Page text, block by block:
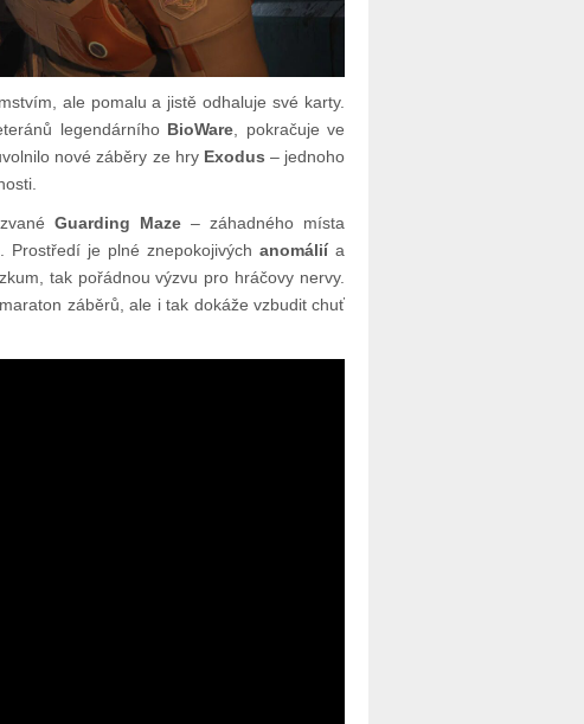
ale pomalu a jistě odhaluje své karty.
legendárního BioWare, pokračuje ve
nové záběry ze hry Exodus – jednoho
Guarding Maze – záhadného místa
Prostředí je plné znepokojivýchanomáliía
tak pořádnou výzvu pro hráčovy nervy.
záběrů, ale i tak dokáže vzbudit chuť